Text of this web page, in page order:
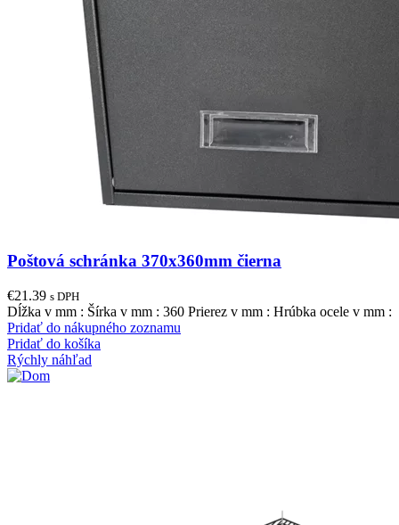
Poštová schránka 370x360mm čierna
€21.39 s DPH
Dĺžka v mm : Šírka v mm : 360 Prierez v mm : Hrúbka ocele v mm :
Pridať do nákupného zoznamu
Pridať do košíka
Rýchly náhľad